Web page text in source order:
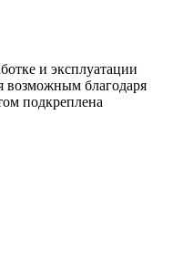
и эксплуатации
возможным благодаря
подкреплена